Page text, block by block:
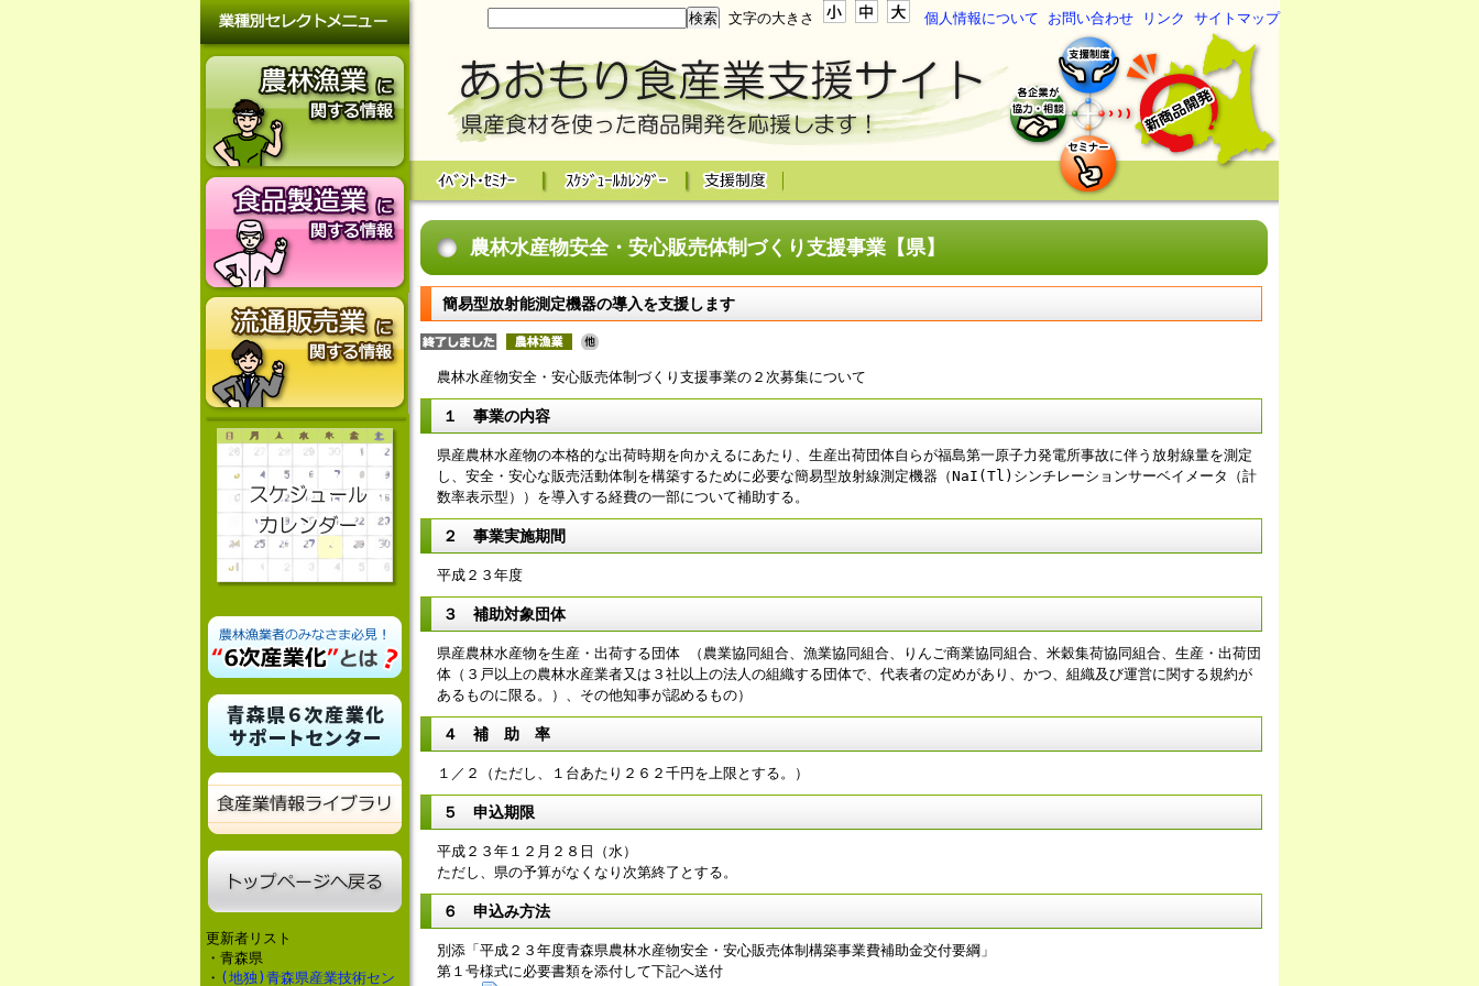
更新者リスト
・青森県
・ (地独)青森県産業技術セン
文字の大きさ 個人情報について お問い合わせ リンク サイトマップ
農林水産物安全・安心販売体制づくり支援事業【県】
簡易型放射能測定機器の導入を支援します
農林水産物安全・安心販売体制づくり支援事業の２次募集について
１ 事業の内容
県産農林水産物の本格的な出荷時期を向かえるにあたり、生産出荷団体自らが福島第一原子力発電所事故に伴う放射線量を測定
し、安全・安心な販売活動体制を構築するために必要な簡易型放射線測定機器（NaI(Tl)シンチレーションサーベイメータ（計
数率表示型））を導入する経費の一部について補助する。
２ 事業実施期間
平成２３年度
３ 補助対象団体
県産農林水産物を生産・出荷する団体 （農業協同組合、漁業協同組合、りんご商業協同組合、米穀集荷協同組合、生産・出荷団
体（３戸以上の農林水産業者又は３社以上の法人の組織する団体で、代表者の定めがあり、かつ、組織及び運営に関する規約が
あるものに限る。）、その他知事が認めるもの）
４ 補 助 率
１／２（ただし、１台あたり２６２千円を上限とする。）
５ 申込期限
平成２３年１２月２８日（水）
ただし、県の予算がなくなり次第終了とする。
６ 申込み方法
別添「平成２３年度青森県農林水産物安全・安心販売体制構築事業費補助金交付要綱」
第１号様式に必要書類を添付して下記へ送付